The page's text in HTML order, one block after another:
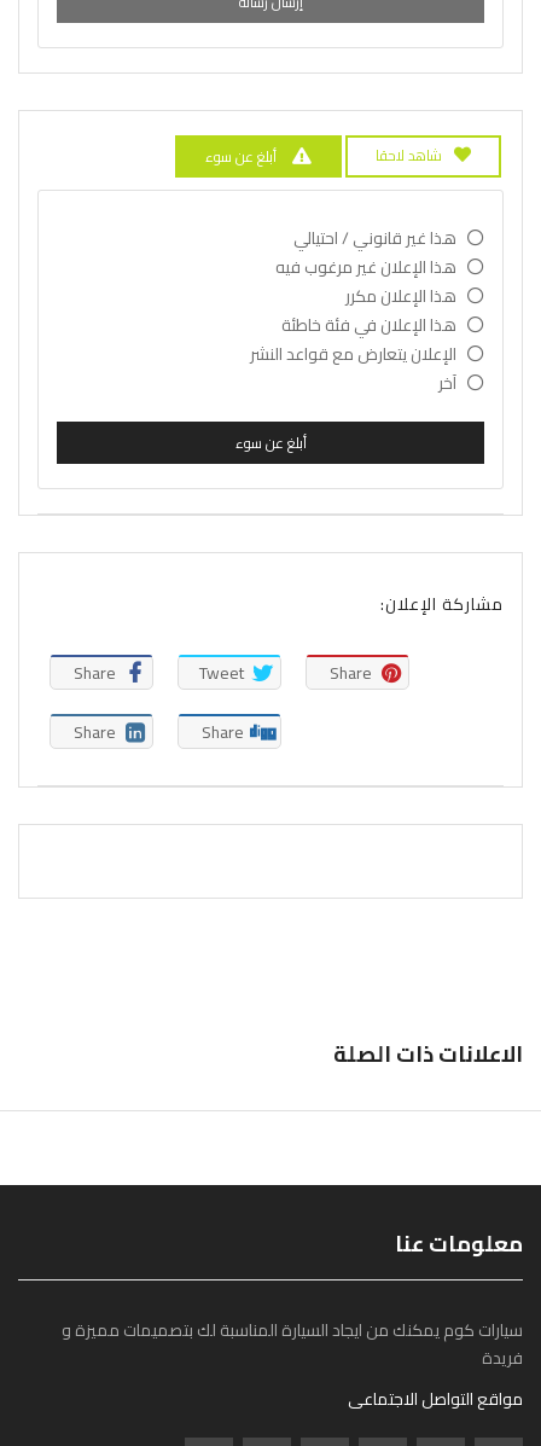
شاهد لاحقا أبلغ عن سوء
هذا غير قانوني / احتيالي
هذا الإعلان غير مرغوب فيه
هذا الإعلان مكرر
هذا الإعلان في فئة خاطئة
الإعلان يتعارض مع قواعد النشر
آخر
أبلغ عن سوء
مشاركة الإعلان:
Share Tweet
Share
Share
Share
الاعلانات ذات الصلة
معلومات عنا
سيارات كوم يمكنك من ايجاد السيارة المناسبة لك بتصميمات مميزة و
فريدة
مواقع التواصل الاجتماعى